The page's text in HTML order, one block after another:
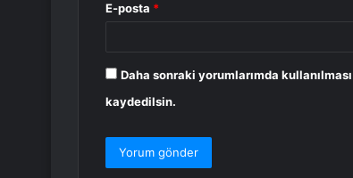
E-posta *
Daha sonraki yorumlarımda
kaydedilsin.